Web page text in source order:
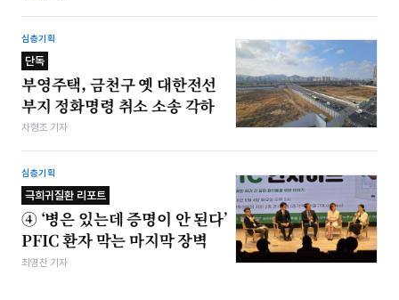
심층기획
단독
부영주택, 금천구 옛 대한전선
부지 정화명령 취소 소송 각하
차형조 기자
심층기획
극희귀질환 리포트
④ ‘병은 있는데 증명이 안 된다’
PFIC 환자 막는 마지막 장벽
최영찬 기자